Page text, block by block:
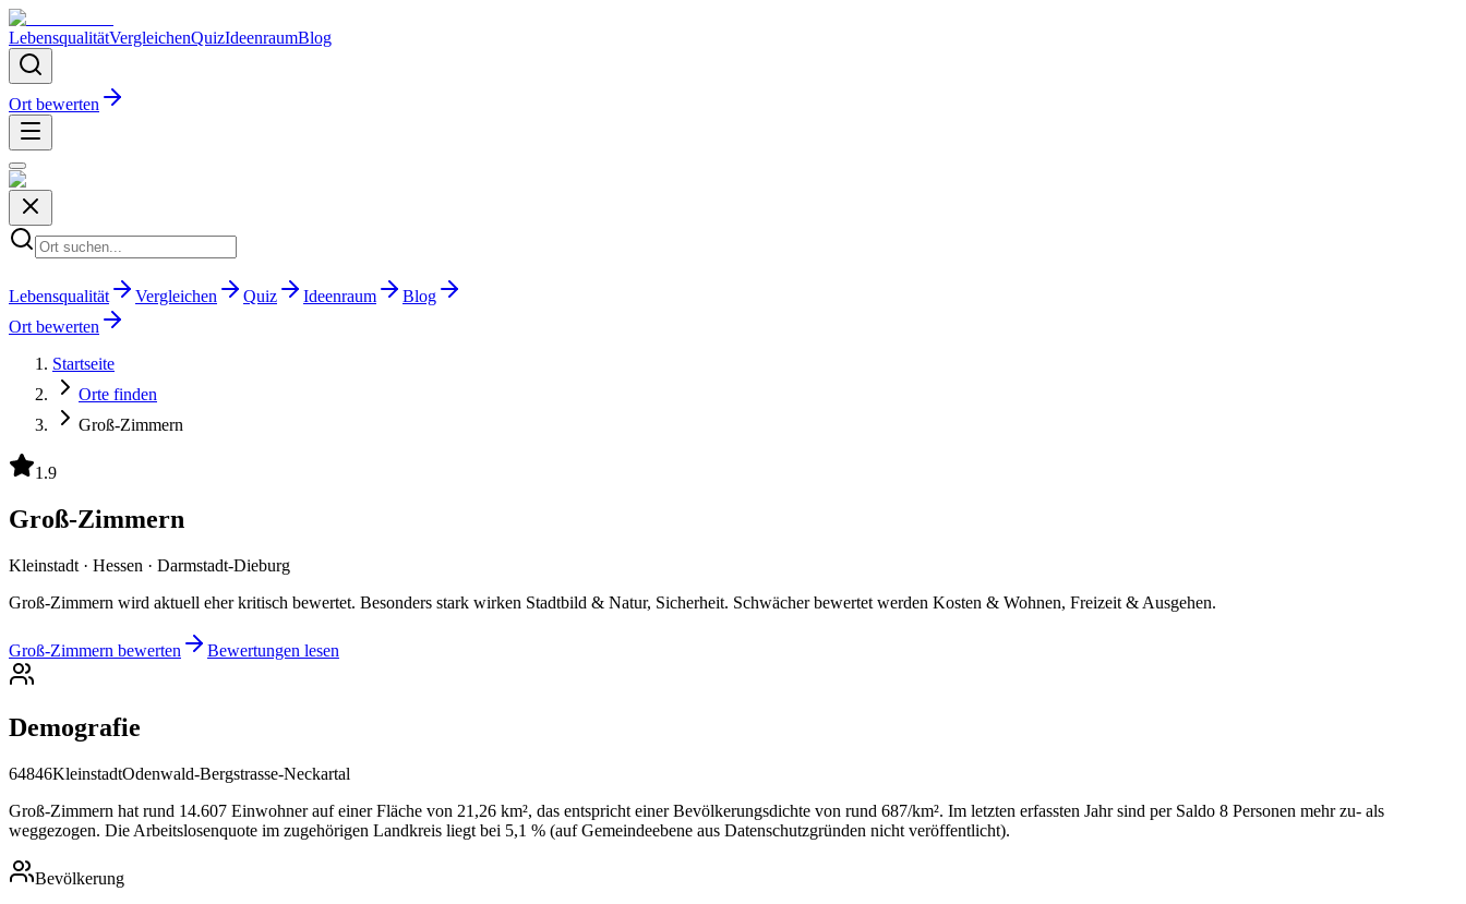
LebensqualitätVergleichenQuizIdeenraumBlog
Ort bewerten
Lebensqualität Vergleichen Quiz Ideenraum
Blog
Ort bewerten
Startseite
Orte finden
Groß-Zimmern
1.9
Groß-Zimmern
Kleinstadt · Hessen · Darmstadt-Dieburg
Groß-Zimmern wird aktuell eher kritisch bewertet. Besonders stark wirken Stadtbild & Natur, Sicherheit. Schwächer bewertet werden Kosten & Wohnen, Freizeit & Ausgehen.
Groß-Zimmern bewerten Bewertungen lesen
Demografie
64846KleinstadtOdenwald-Bergstrasse-Neckartal
Groß-Zimmern hat rund 14.607 Einwohner auf einer Fläche von 21,26 km², das entspricht einer Bevölkerungsdichte von rund 687/km². Im letzten erfassten Jahr sind per Saldo 8 Personen mehr zu- als
weggezogen. Die Arbeitslosenquote im zugehörigen Landkreis liegt bei 5,1 % (auf Gemeindeebene aus Datenschutzgründen nicht veröffentlicht).
Bevölkerung